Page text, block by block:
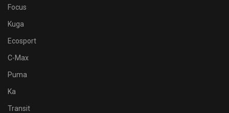
Focus
Kuga
Ecosport
C-Max
Puma
Ka
Transit